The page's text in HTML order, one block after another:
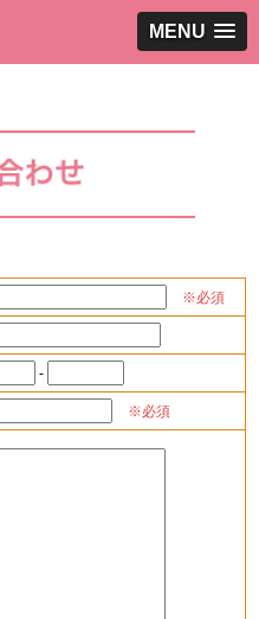
MENU
※必須
-
※必須